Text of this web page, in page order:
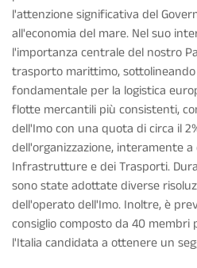
l'attenzione significativa del
all'economia del mare. Nel suo
l'importanza centrale del nostro
trasporto marittimo,
fondamentale per la logistica
flotte mercantili più consistenti,
dell'Imo con una quota di circa il
dell'organizzazione, interamente
Infrastrutture e dei Trasporti.
sono state adottate diverse
dell'operato dell'Imo. Inoltre, è
consiglio composto da 40 membri
l'Italia candidata a ottenere un